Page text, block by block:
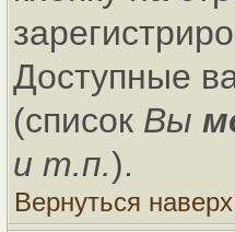
Доступные
(список Вы
и т.п.).
Вернуться наверх